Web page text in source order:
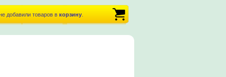
добавили товаров в корзину